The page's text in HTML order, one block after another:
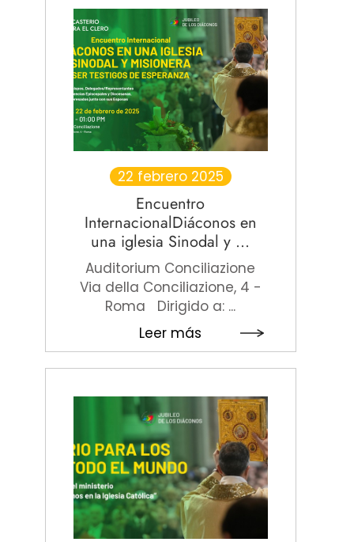
22 febrero 2025
Encuentro
InternacionalDiáconos en
una iglesia Sinodal y ...
Auditorium Conciliazione
Via della Conciliazione, 4 -
Roma Dirigido a: ...
Leer más